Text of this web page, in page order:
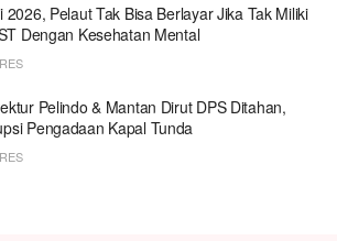
2026, Pelaut Tak Bisa Berlayar Jika Tak Miliki
Dengan Kesehatan Mental
Pelindo & Mantan Dirut DPS Ditahan,
Pengadaan Kapal Tunda